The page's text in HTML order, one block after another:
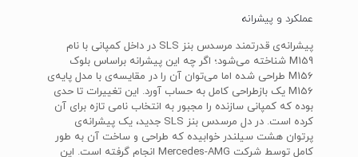
عملکرد و پیشرانه
پیشرانه‌ی قدرتمند مرسدس بنز SLS در داخل کمپانی با نام
M159 شناخته می‌شود؛ اگر چه این پیشرانه براساس بلوک
M156 طراحی شده اما می‌توان آن را در مقایسه‌ی با مدل پایه‌‎ی
M156 یک بازطراحی کامل به حساب آورد. این تغییرات تا حدی
بوده که کمپانی سازنده را مجبور به انتخاب نامی تازه برای آن
کرده است. در دل مرسدس بنز SLS جدید، یک پیشرانه‌ی
پرتوان هشت سیلندر خوابیده که طراحی و ساخت آن به طور
کامل توسط شرکت Mercedes-AMG انجام گرفته است. این